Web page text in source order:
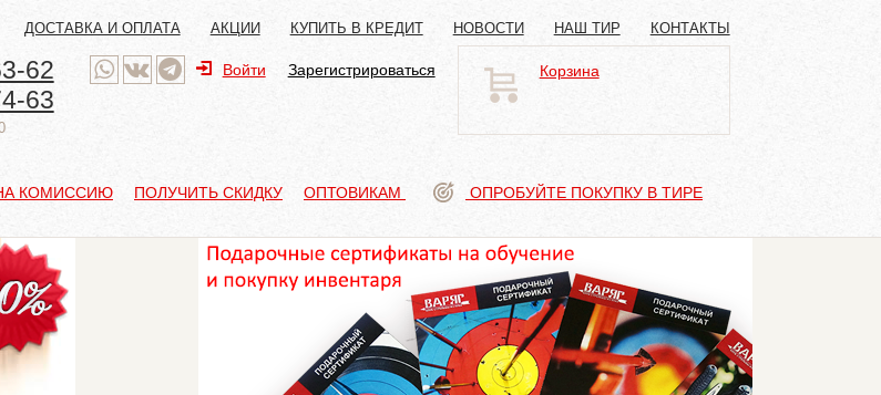
ДОСТАВКА И ОПЛАТА АКЦИИ КУПИТЬ В КРЕДИТ НОВОСТИ НАШ ТИР КОНТАКТЫ
62
63
Войти Зарегистрироваться Корзина
КОМИССИЮ ПОЛУЧИТЬ СКИДКУ ОПТОВИКАМ ОПРОБУЙТЕ ПОКУПКУ В ТИРЕ